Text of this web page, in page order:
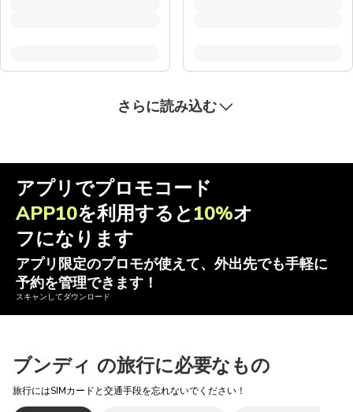
さらに読み込む
アプリでプロモコード
APP10を利用すると10%オ
フになります
アプリ限定のプロモが使えて、外出先でも手軽に
予約を管理できます！
スキャンしてダウンロード
ブンディ の旅行に必要なもの
旅行にはSIMカードと交通手段を忘れないでください！